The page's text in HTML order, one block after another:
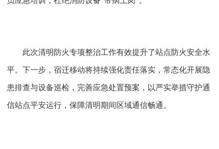
此次清明防火专项整治工作有效提升了站点防火安全水
平。下一步，宿迁移动将持续强化责任落实，常态化开展隐
患排查与设备巡检，完善应急处置预案，以严实举措守护通
信站点平安运行，保障清明期间区域通信畅通。